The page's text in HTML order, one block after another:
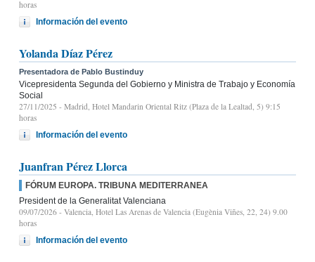
horas
Información del evento
Yolanda Díaz Pérez
Presentadora de Pablo Bustinduy
Vicepresidenta Segunda del Gobierno y Ministra de Trabajo y Economía
Social
27/11/2025 - Madrid, Hotel Mandarin Oriental Ritz (Plaza de la Lealtad, 5) 9:15
horas
Información del evento
Juanfran Pérez Llorca
FÓRUM EUROPA. TRIBUNA MEDITERRANEA
President de la Generalitat Valenciana
09/07/2026 - Valencia, Hotel Las Arenas de Valencia (Eugènia Viñes, 22, 24) 9.00
horas
Información del evento